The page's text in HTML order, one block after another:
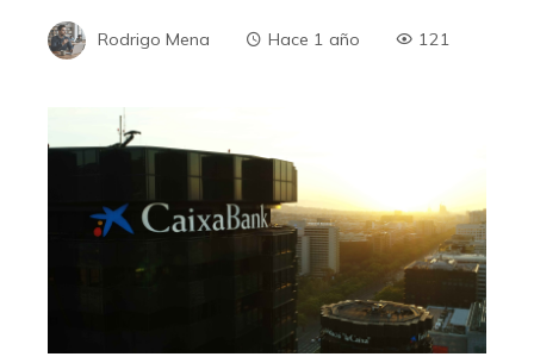
Rodrigo Mena Hace 1 año 121